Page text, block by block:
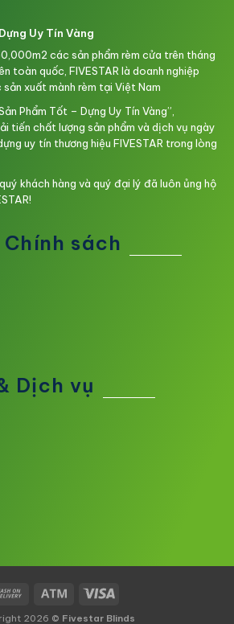
Uy Tín Vàng
các sản phẩm rèm cửa trên tháng
toàn quốc, FIVESTAR là doanh nghiệp
xuất mành rèm tại Việt Nam
Phẩm Tốt – Dựng Uy Tín Vàng”,
tiến chất lượng sản phẩm và dịch vụ ngày
uy tín thương hiệu FIVESTAR trong lòng
khách hàng và quý đại lý đã luôn ủng hộ
sách
Dịch vụ
2026 © Fivestar Blinds